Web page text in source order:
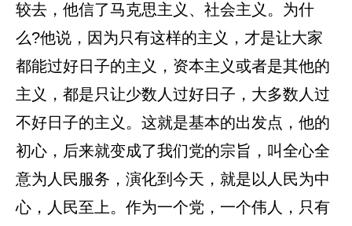
较去，他信了马克思主义、社会主义。为什
么?他说，因为只有这样的主义，才是让大家
都能过好日子的主义，资本主义或者是其他的
主义，都是只让少数人过好日子，大多数人过
不好日子的主义。这就是基本的出发点，他的
初心，后来就变成了我们党的宗旨，叫全心全
意为人民服务，演化到今天，就是以人民为中
心，人民至上。作为一个党，一个伟人，只有